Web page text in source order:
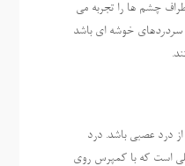
چشم ها را تجربه می
سردردهای خوشه ای باشد
درد عصبی باشد. درد
است که با کمپرس روی